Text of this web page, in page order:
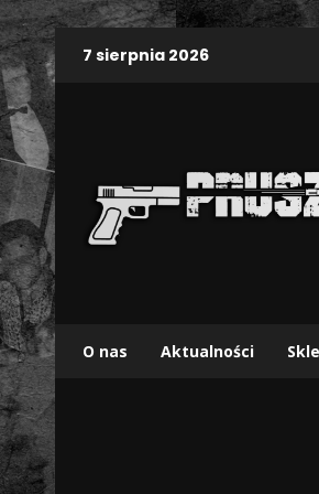
7 sierpnia 2026
O nas Aktualności